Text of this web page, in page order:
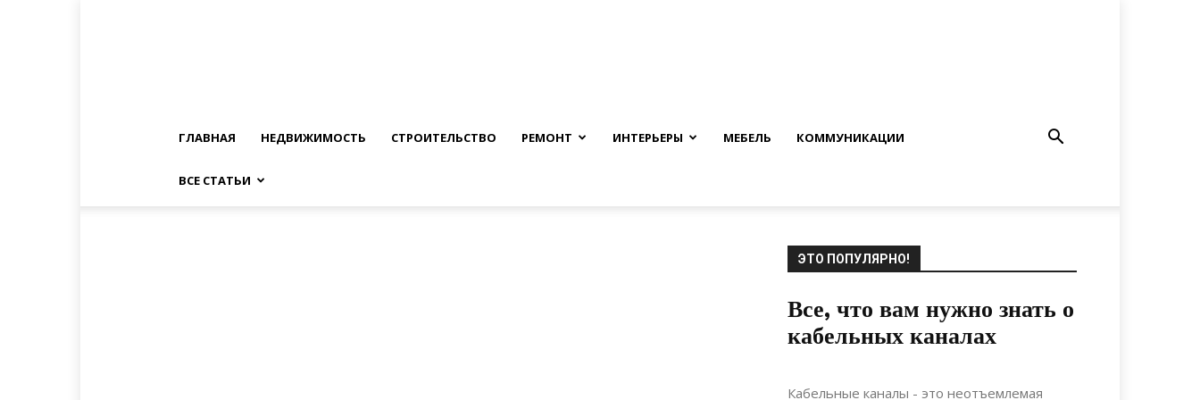
ГЛАВНАЯ НЕДВИЖИМОСТЬ СТРОИТЕЛЬСТВО РЕМОНТ ИНТЕРЬЕРЫ МЕБЕЛЬ КОММУНИКАЦИИ
ВСЕ СТАТЬИ
ЭТО ПОПУЛЯРНО!
Все, что вам нужно знать о
кабельных каналах
06.05.2022
Кабельные каналы - это неотъемлемая